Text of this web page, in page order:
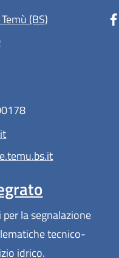
(BS) (apre in
la segnalazione
tecnico-
idrico.